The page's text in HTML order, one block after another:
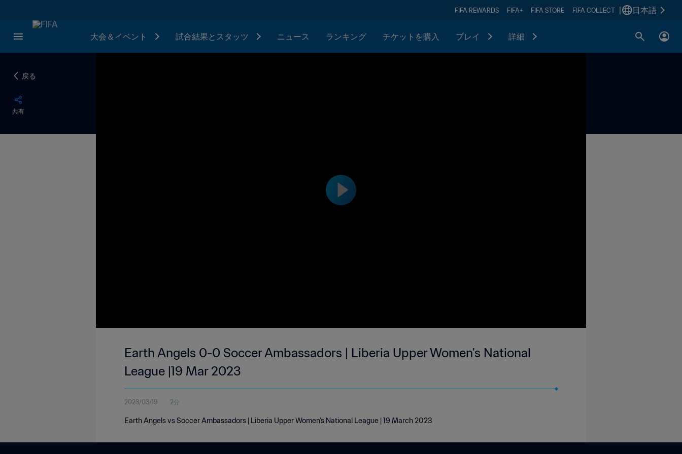
FIFA REWARDS FIFA+ FIFA STORE FIFA COLLECT 日本語
大会＆イベント 試合結果とスタッツ ニュース ランキング チケットを購入 プレイ 詳細
戻る
共有
Earth Angels 0-0 Soccer Ambassadors | Liberia Upper Women's National
League |19 Mar 2023
2023/03/19 2分
Earth Angels vs Soccer Ambassadors | Liberia Upper Women's National League | 19 March 2023